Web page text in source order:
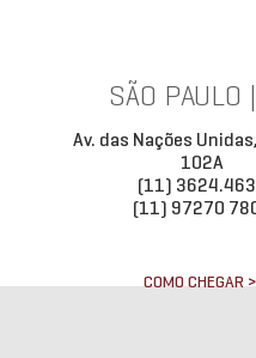
SÃO PAULO
Av. das Nações
102A
(11)
(11) 97270
COMO CHEGAR >